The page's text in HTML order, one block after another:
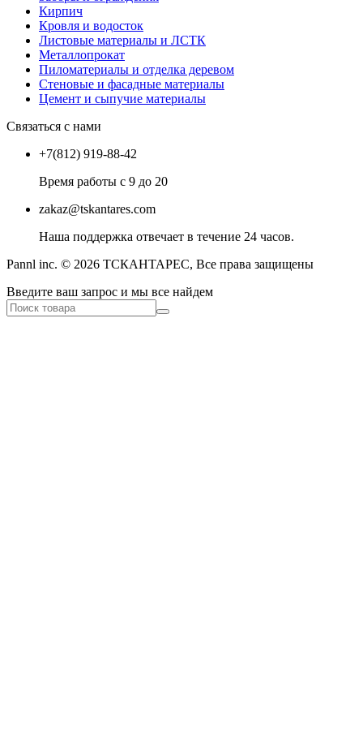
Кирпич
Кровля и водосток
Листовые материалы и ЛСТК
Металлопрокат
Пиломатериалы и отделка деревом
Стеновые и фасадные материалы
Цемент и сыпучие материалы
Связаться с нами
+7(812) 919-88-42
Время работы с 9 до 20
zakaz@tskantares.com
Наша поддержка отвечает в течение 24 часов.
Pannl inc. © 2026 ТСКАНТАРЕС, Все права защищены
Введите ваш запрос и мы все найдем